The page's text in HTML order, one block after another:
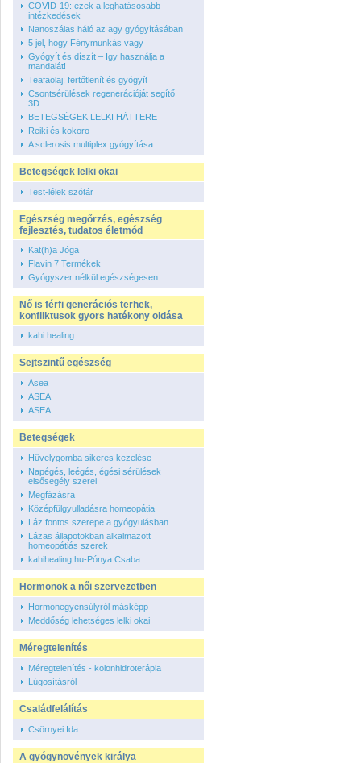
COVID-19: ezek a leghatásosabb
intézkedések
Nanoszálas háló az agy gyógyításában
5 jel, hogy Fénymunkás vagy
Gyógyít és díszít – Így használja a
mandalát!
Teafaolaj: fertőtlenít és gyógyít
Csontsérülések regenerációját segítő
3D...
BETEGSÉGEK LELKI HÁTTERE
Reiki és kokoro
A sclerosis multiplex gyógyítása
Betegségek lelki okai
Test-lélek szótár
Egészség megőrzés, egészség
fejlesztés, tudatos életmód
Kat(h)a Jóga
Flavin 7 Termékek
Gyógyszer nélkül egészségesen
Nő is férfi generációs terhek,
konfliktusok gyors hatékony oldása
kahi healing
Sejtszintű egészség
Asea
ASEA
ASEA
Betegségek
Hüvelygomba sikeres kezelése
Napégés, leégés, égési sérülések
elsősegély szerei
Megfázásra
Középfülgyulladásra homeopátia
Láz fontos szerepe a gyógyulásban
Lázas állapotokban alkalmazott
homeopátiás szerek
kahihealing.hu-Pónya Csaba
Hormonok a női szervezetben
Hormonegyensúlyról másképp
Meddőség lehetséges lelki okai
Méregtelenítés
Méregtelenítés - kolonhidroterápia
Lúgosításról
Családfelálítás
Csörnyei Ida
A gyógynövények királya